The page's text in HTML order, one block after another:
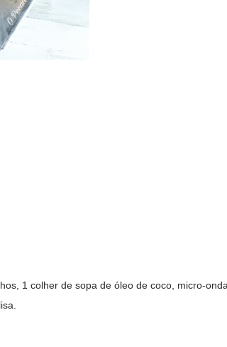
1 colher de sopa de óleo de coco, micro-